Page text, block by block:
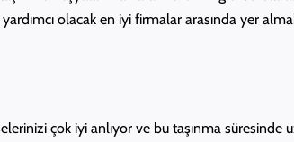
olacak en iyi firmalar arasında yer
çok iyi anlıyor ve bu taşınma süresinde